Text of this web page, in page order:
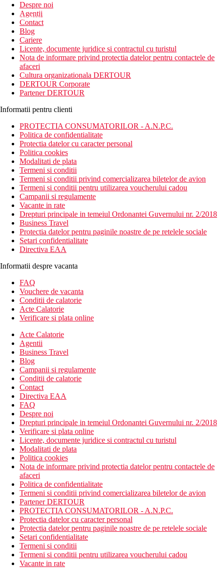
newsletter!
Despre noi
Agentii
Contact
Blog
Cariere
Licente, documente juridice si contractul cu turistul
Nota de informare privind protectia datelor pentru contactele de
afaceri
Cultura organizationala DERTOUR
DERTOUR Corporate
Partener DERTOUR
Informatii pentru clienti
PROTECTIA CONSUMATORILOR - A.N.P.C.
Politica de confidentialitate
Protectia datelor cu caracter personal
Politica cookies
Modalitati de plata
Termeni si conditii
Termeni si conditii privind comercializarea biletelor de avion
Termeni si conditii pentru utilizarea voucherului cadou
Campanii si regulamente
Vacante in rate
Drepturi principale in temeiul Ordonantei Guvernului nr. 2/2018
Business Travel
Protectia datelor pentru paginile noastre de pe retelele sociale
Setari confidentialitate
Directiva EAA
Informatii despre vacanta
FAQ
Vouchere de vacanta
Conditii de calatorie
Acte Calatorie
Verificare si plata online
Acte Calatorie
Agentii
Business Travel
Blog
Campanii si regulamente
Conditii de calatorie
Contact
Directiva EAA
FAQ
Despre noi
Drepturi principale in temeiul Ordonantei Guvernului nr. 2/2018
Verificare si plata online
Licente, documente juridice si contractul cu turistul
Modalitati de plata
Politica cookies
Nota de informare privind protectia datelor pentru contactele de
afaceri
Politica de confidentialitate
Termeni si conditii privind comercializarea biletelor de avion
Partener DERTOUR
PROTECTIA CONSUMATORILOR - A.N.P.C.
Protectia datelor cu caracter personal
Protectia datelor pentru paginile noastre de pe retelele sociale
Setari confidentialitate
Termeni si conditii
Termeni si conditii pentru utilizarea voucherului cadou
Vacante in rate